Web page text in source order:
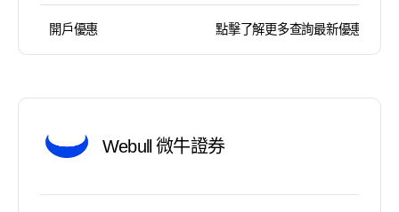
開戶優惠 點擊了解更多查詢最新優惠
Webull 微牛證券